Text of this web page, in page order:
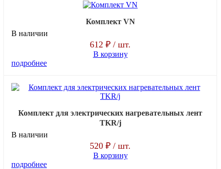
Комплект VN
В наличии
612 ₽ / шт.
В корзину
подробнее
Комплект для электрических нагревательных лент
TKR/j
В наличии
520 ₽ / шт.
В корзину
подробнее